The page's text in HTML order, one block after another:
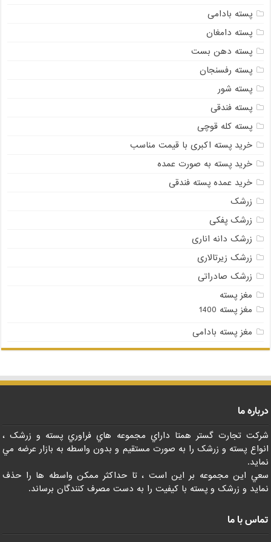
پسته بادامی
پسته دامغان
پسته دهن بست
پسته رفسنجان
پسته شور
پسته فندقی
پسته کله قوچی
خرید پسته اکبری با قیمت مناسب
خرید پسته به صورت عمده
خرید عمده پسته فندقی
زرشک
زرشک پفکی
زرشک دانه اناری
زرشک زیرتالاری
زرشک صادراتی
مغز پسته
مغز پسته 1400
مغز پسته بادامی
درباره ما
شرکت تجارت گستر همتا داراي مجموعه هاي فراوري پسته و زرشک ،
انواع پسته و زرشک را به صورت مستقيم و بدون واسطه به بازار عرضه مي
نمايد.
سعي اين مجموعه بر اين است ، تا حداکثر ممکن واسطه ها را حذف
نمايد و زرشک و پسته با کيفيت را به دست مصرف کنندگان برساند.
تماس با ما